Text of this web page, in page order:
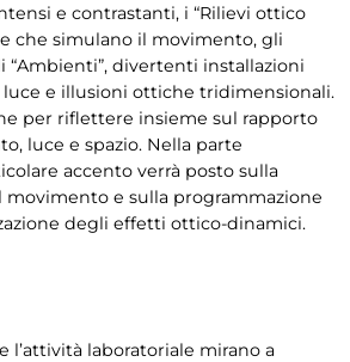
e contrastanti, i “Rilievi ottico
che simulano il movimento, gli
“Ambienti”, divertenti installazioni
e illusioni ottiche tridimensionali.
per riflettere insieme sul rapporto
luce e spazio. Nella parte
accento verrà posto sulla
movimento e sulla programmazione
degli effetti ottico-dinamici.
l’attività laboratoriale mirano a